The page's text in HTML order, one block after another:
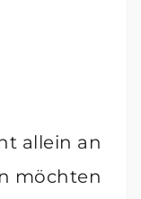
allein an
möchten